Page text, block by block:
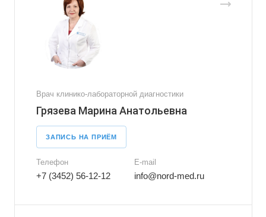
Врач клинико-лабораторной диагностики
Грязева Марина Анатольевна
ЗАПИСЬ НА ПРИЁМ
Телефон
+7 (3452) 56-12-12
E-mail
info@nord-med.ru